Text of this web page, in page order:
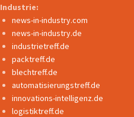
Industrie:
news-in-industry.com
news-in-industry.de
industrietreff.de
packtreff.de
blechtreff.de
automatisierungstreff.de
innovations-intelligenz.de
logistiktreff.de